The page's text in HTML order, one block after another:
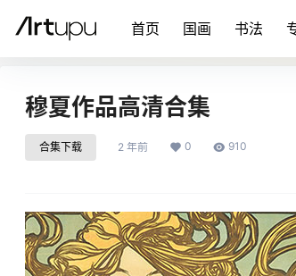
首页 国画 书法
穆夏作品高清合集
合集下载 2 年前 0 910